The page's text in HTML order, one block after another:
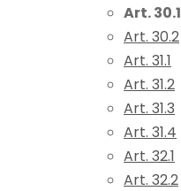
Art. 30.1
Art. 30.2
Art. 31.1
Art. 31.2
Art. 31.3
Art. 31.4
Art. 32.1
Art. 32.2